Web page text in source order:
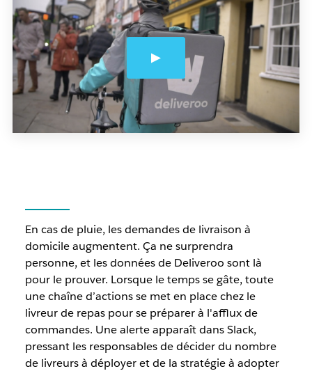
En cas de pluie, les demandes de livraison à
domicile augmentent. Ça ne surprendra
personne, et les données de Deliveroo sont là
pour le prouver. Lorsque le temps se gâte, toute
une chaîne d’actions se met en place chez le
livreur de repas pour se préparer à l'afflux de
commandes. Une alerte apparaît dans Slack,
pressant les responsables de décider du nombre
de livreurs à déployer et de la stratégie à adopter